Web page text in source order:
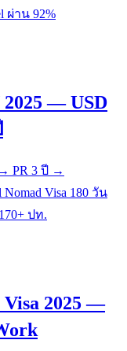
ผ่าน 92%
— USD
→ PR 3 ปี →
Visa 180 วัน
ปท.
2025 —